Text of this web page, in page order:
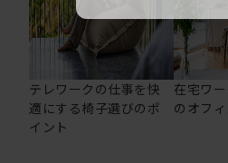
テレワークの仕事を快
適にする椅子選びのポ
イント
在宅ワ
のオフ